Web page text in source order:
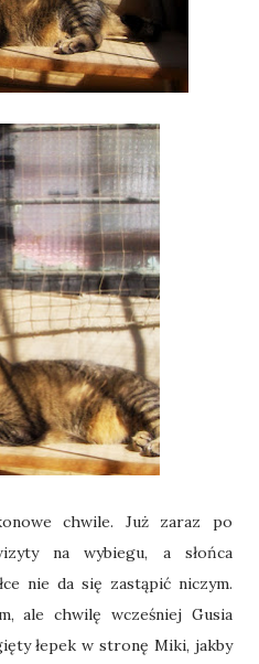
chwile. Już zaraz po
na wybiegu, a słońca
nie da się zastąpić niczym.
ale chwilę wcześniej Gusia
łepek w stronę Miki, jakby